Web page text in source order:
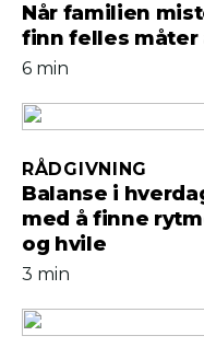
Når familien
finn felles måter
6 min
Balanse i
med å finne
og hvile
RÅDGIVNING
3 min